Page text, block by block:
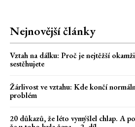
Nejnovější články
Vztah na dálku: Proč je nejtěžší
sestěhujete
Žárlivost ve vztahu: Kde končí
problém
20 důkazů, že léto vymýšlel chlap. A